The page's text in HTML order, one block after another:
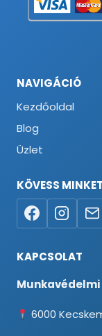
NAVIGÁCIÓ
Kezdőoldal
Blog
Üzlet
KÖVESS MINKET
KAPCSOLAT
Munkavédelmi
6000